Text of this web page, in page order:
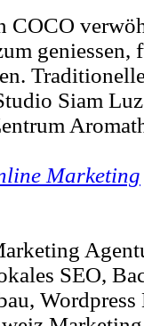
COCO
Siam
Marketing
SEO,
Wordpress